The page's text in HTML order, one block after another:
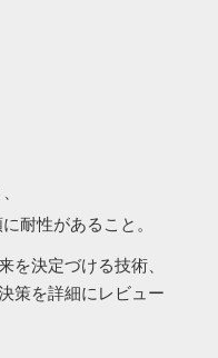
耐性があること。
を決定づける技術、
策を詳細にレビュー